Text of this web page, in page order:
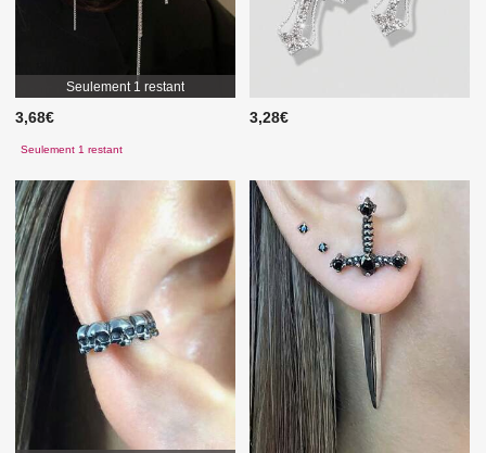
Seulement 1 restant
3,68€
Seulement 1 restant
3,28€